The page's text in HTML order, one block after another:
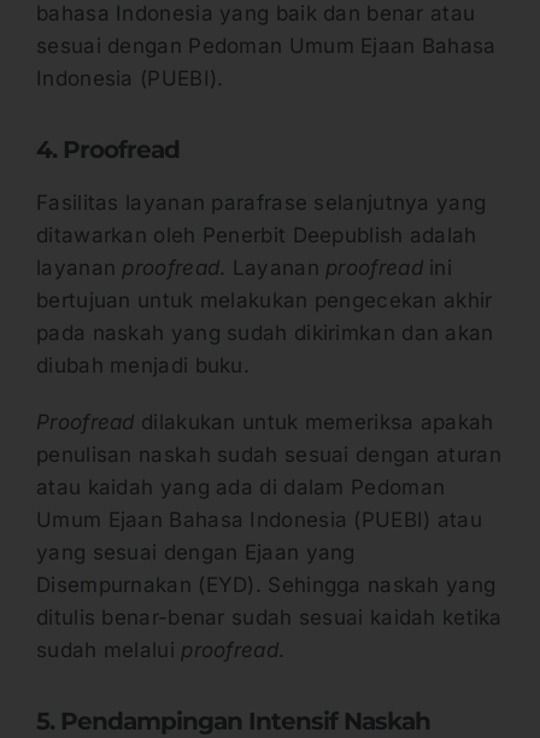
bahasa Indonesia yang baik dan benar atau
sesuai dengan Pedoman Umum Ejaan Bahasa
Indonesia (PUEBI).
4. Proofread
Fasilitas layanan parafrase selanjutnya yang
ditawarkan oleh Penerbit Deepublish adalah
layanan proofread. Layanan proofreadini
bertujuan untuk melakukan pengecekan akhir
pada naskah yang sudah dikirimkan dan akan
diubah menjadi buku.
Proofread dilakukan untuk memeriksa apakah
penulisan naskah sudah sesuai dengan aturan
atau kaidah yang ada di dalam Pedoman
Umum Ejaan Bahasa Indonesia (PUEBI) atau
yang sesuai dengan Ejaan yang
Disempurnakan (EYD). Sehingga naskah yang
ditulis benar-benar sudah sesuai kaidah ketika
sudah melalui proofread.
5. Pendampingan Intensif Naskah